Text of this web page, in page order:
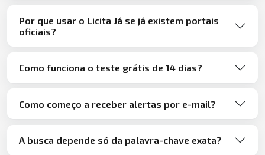
Por que usar o Licita Já se já existem portais
oficiais?
Como funciona o teste grátis de 14 dias?
Como começo a receber alertas por e-mail?
A busca depende só da palavra-chave exata?